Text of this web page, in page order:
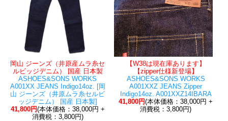
岡山 ジーンズ（井原産ムラ糸セ
ルビッジデニム） 国産 日本製
ASHOES&SONS WORKS
A001XX JEANS Indigo14oz. [岡
山 ジーンズ（井原ムラ糸セルビ
ッジデニム） 国産 日本製]
41,800円(本体価格：38,000円 +
消費税：3,800円)
【W38は現在庫あります】
【zipper仕様新登場】
ASHOES&SONS WORKS
A001XXZ JEANS Zipper
Indigo14oz. A001XXZ14IBARA
41,800円(本体価格：38,000円 +
消費税：3,800円)